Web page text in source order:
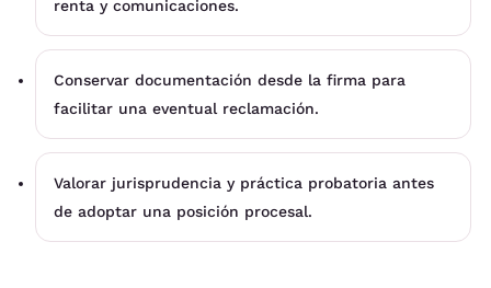
renta y comunicaciones.
Conservar documentación desde la firma para
facilitar una eventual reclamación.
Valorar jurisprudencia y práctica probatoria antes
de adoptar una posición procesal.